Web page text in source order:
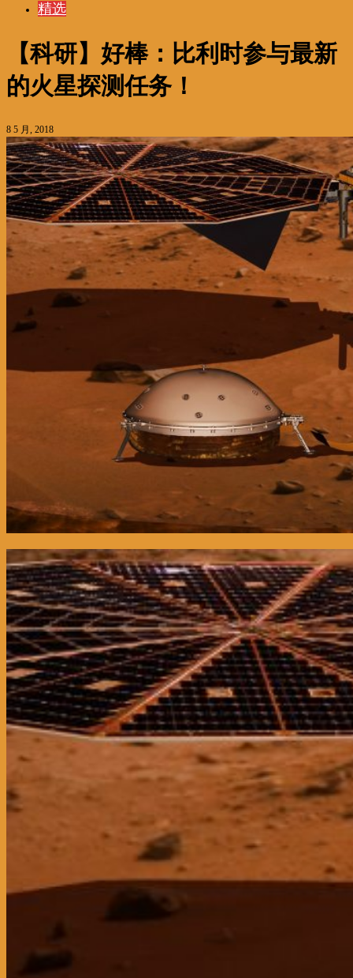
精选
【科研】好棒：比利时参与最新
的火星探测任务！
8 5 月, 2018